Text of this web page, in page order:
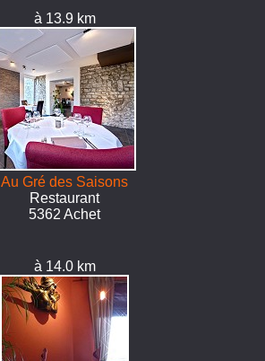
à 13.9 km
Au Gré des Saisons
Restaurant
5362 Achet
à 14.0 km